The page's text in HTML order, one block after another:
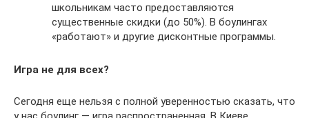
школьникам часто предоставляются
существенные скидки (до 50%). В боулингах
«работают» и другие дисконтные программы.
Игра не для всех?
Сегодня еще нельзя с полной уверенностью сказать, что